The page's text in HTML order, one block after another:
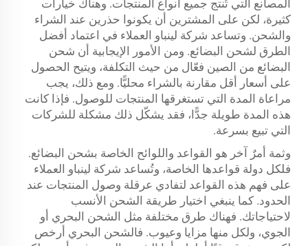
المصانع التي تُنتج جميع أنواع المنتجات. وهناك خيارات
كثيرة، لكن على المشترين أن يكونوا حذرين عند الشراء
والشحن. وتساعد شركة لينباو العملاء في اعتماد أفضل
الطرق لشحن البضائع. ومن الأمور الإيجابية أن شحن
البضائع من الصين فعّال من حيث التكلفة، ويتيح الحصول
على أسعار أقل مقارنة بالشراء محليًّا. ومع ذلك، يجب
مراعاة المدة التي تستغرقها المنتجات للوصول. فإذا كانت
هذه المدة طويلة جدًّا، فقد يشكّل ذلك مشكلة للشركات
التي تبيع بسرعة.
وثمة أمرٌ آخر هو القواعد واللوائح الخاصة بشحن البضائع.
فلكل دولة قواعدها الخاصة، وتُساعد شركة لينباو العملاء
على فهم هذه القواعد لتفادي عرقلة وصول المنتجات عند
الحدود. كما ينبغي اختيار طريقة الشحن الأنسب
لاحتياجاتك. فهناك طرق مختلفة مثل الشحن البحري أو
الجوي، ولكل منها مزايا وعيوب. فالشحن البحري أرخص